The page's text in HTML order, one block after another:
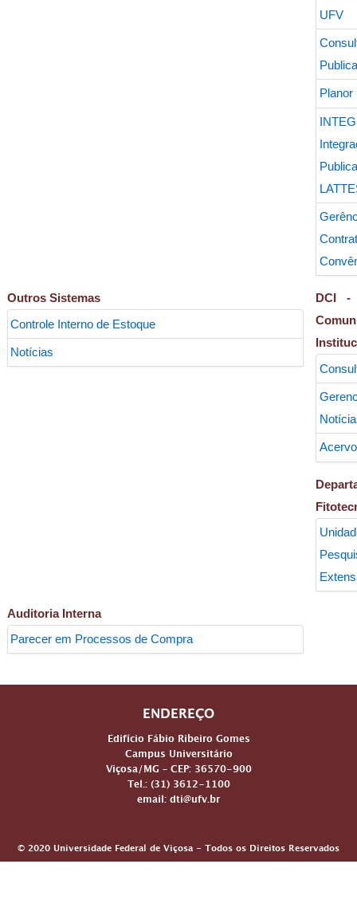
UFV
Planor
Outros Sistemas
Controle Interno de Estoque
Notícias
DCI -
Acervo
Auditoria Interna
Parecer em Processos de Compra
ENDEREÇO
Edifício Fábio Ribeiro Gomes
Campus Universitário
Viçosa/MG – CEP: 36570-900
Tel.: (31) 3612-1100
email: dti@ufv.br
© 2020 Universidade Federal de Viçosa - Todos os Direitos Reservados